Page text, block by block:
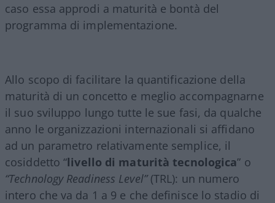
caso essa approdi a maturità e bontà del
programma di implementazione.
Allo scopo di facilitare la quantificazione della
maturità di un concetto e meglio accompagnarne
il suo sviluppo lungo tutte le sue fasi, da qualche
anno le organizzazioni internazionali si affidano
ad un parametro relativamente semplice, il
cosiddetto “livello di maturità tecnologica” o
“Technology Readiness Level”(TRL): un numero
intero che va da 1 a 9 e che definisce lo stadio di